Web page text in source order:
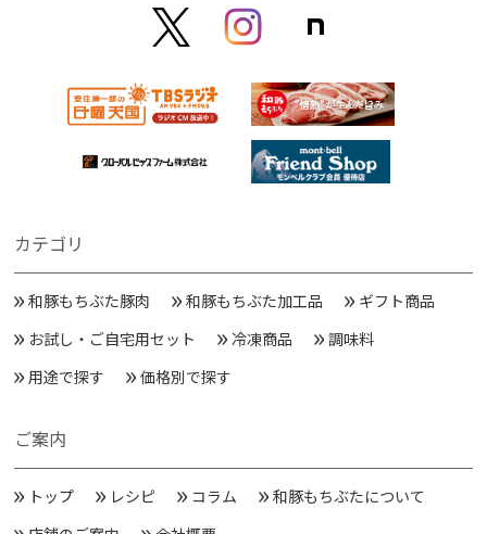
カテゴリ
和豚もちぶた豚肉 和豚もちぶた加工品
ギフト商品
お試し・ご自宅用セット
冷凍商品
調味料
用途で探す
価格別で探す
ご案内
トップ レシピ コラム
和豚もちぶたについて